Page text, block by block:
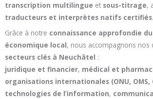
transcription multilingue et sous-titrage,
traducteurs et interprètes natifs certifiés.
Grâce à notre connaissance approfondie
économique local, nous accompagnons nos
secteurs clés à Neuchâtel :
juridique et financier, médical et
organisations internationales (ONU, OMS,
technologies de l’information,